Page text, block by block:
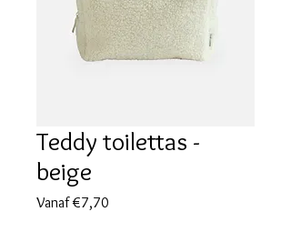
Teddy toilettas -
beige
Vanaf€7,70